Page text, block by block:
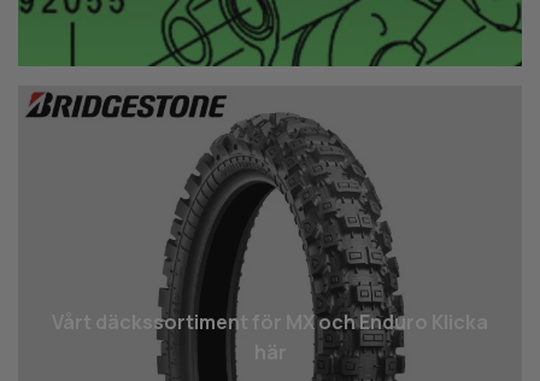
Vårt däcks­sortiment för MX och Enduro Klicka